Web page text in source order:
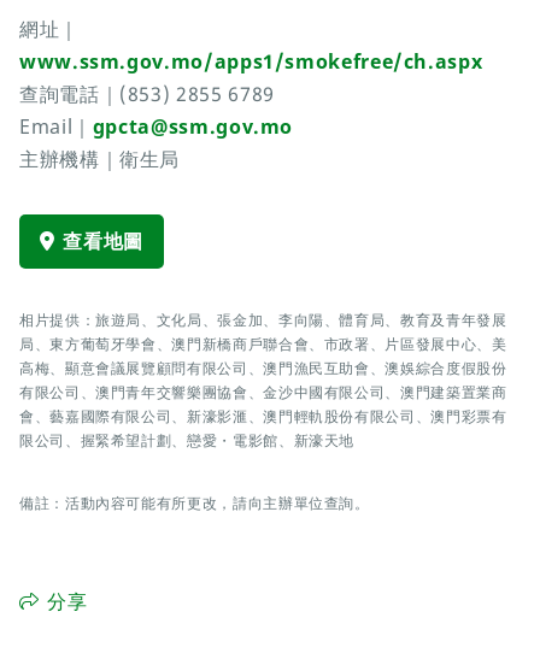
網址｜
www.ssm.gov.mo/apps1/smokefree/ch.aspx
查詢電話｜(853) 2855 6789
Email｜ gpcta@ssm.gov.mo
主辦機構｜衛生局
查看地圖
相片提供：旅遊局、文化局、張金加、李向陽、體育局、教育及青年發展
局、東方葡萄牙學會、澳門新橋商戶聯合會、市政署、片區發展中心、美
高梅、顯意會議展覽顧問有限公司、澳門漁民互助會、澳娛綜合度假股份
有限公司、澳門青年交響樂團協會、金沙中國有限公司、澳門建築置業商
會、藝嘉國際有限公司、新濠影滙、澳門輕軌股份有限公司、澳門彩票有
限公司、握緊希望計劃、戀愛・電影館、新濠天地
備註：活動內容可能有所更改，請向主辦單位查詢。
分享